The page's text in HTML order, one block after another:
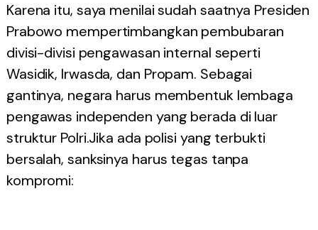
Karena itu, saya menilai sudah saatnya Presiden
Prabowo mempertimbangkan pembubaran
divisi-divisi pengawasan internal seperti
Wasidik, Irwasda, dan Propam. Sebagai
gantinya, negara harus membentuk lembaga
pengawas independen yang berada di luar
struktur Polri.Jika ada polisi yang terbukti
bersalah, sanksinya harus tegas tanpa
kompromi: